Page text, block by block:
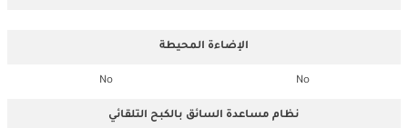
الإضاءة المحيطة
No
No
نظام مساعدة السائق بالكبح التلقائي